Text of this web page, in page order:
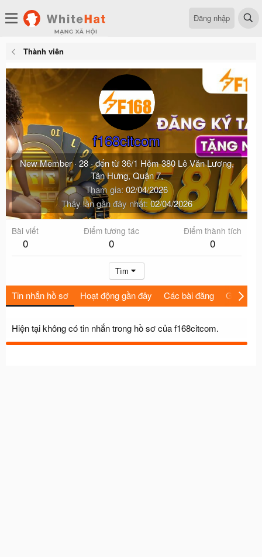
Đăng nhập
Thành viên
f168citcom
New Member · 28· đến từ 36/1 Hẻm 380 Lê Văn Lương,
Tân Hưng, Quận 7,
Tham gia 02/04/2026
Thấy lần gần đây nhất 02/04/2026
Bài viết
0
Điểm tương tác
0
Điểm thành tích
0
Tìm
Tin nhắn hồ sơ Hoạt động gần đây Các bài đăng Giới thiệu
Hiện tại không có tin nhắn trong hồ sơ của f168citcom.